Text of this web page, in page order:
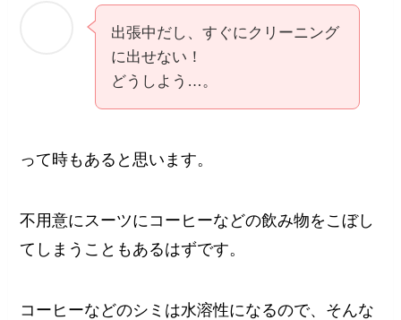
出張中だし、すぐにクリーニング
に出せない！
どうしよう…。
って時もあると思います。
不用意にスーツにコーヒーなどの飲み物をこぼし
てしまうこともあるはずです。
コーヒーなどのシミは水溶性になるので、そんな